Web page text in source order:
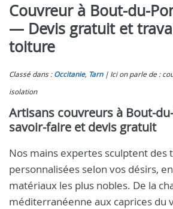
Couvreur à Bout-du-
— Devis gratuit et
toiture
Classé dans : Occitanie, Tarn
Ici on parle de :
isolation
Artisans couvreurs à Bout-
savoir-faire et devis gratuit
Nos mains expertes sculptent des
personnalisées selon vos désirs,
matériaux les plus nobles. De la
méditerranéenne aux caprices du